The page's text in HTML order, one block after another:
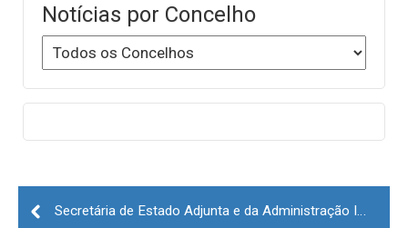
Notícias por Concelho
Post
navigation
Secretária de Estado Adjunta e da Administração Interna visita Belmonte